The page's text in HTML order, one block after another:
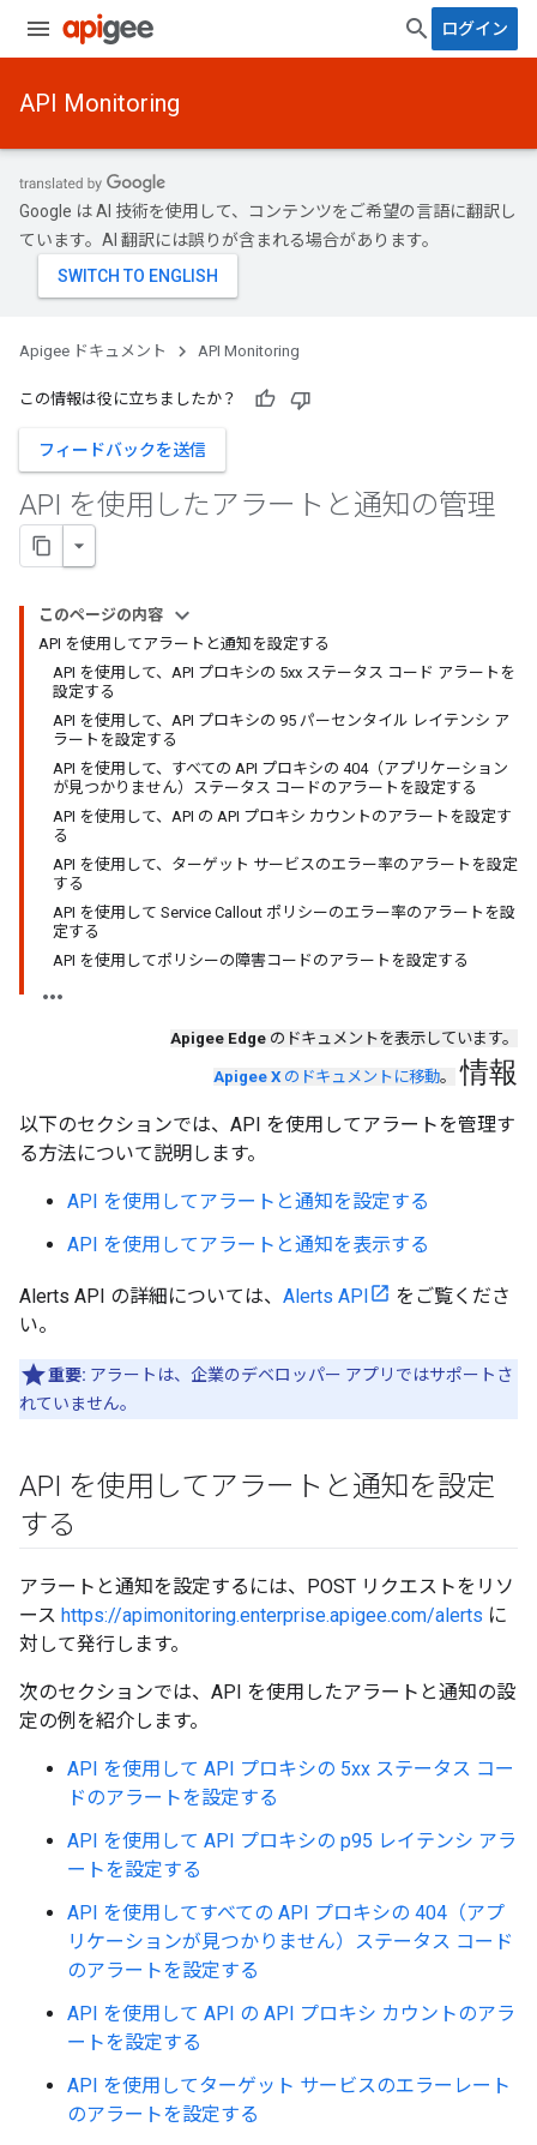
ログイン
API Monitoring
Google は AI 技術を使用して、コンテンツをご希望の言語に翻訳し
ています。AI 翻訳には誤りが含まれる場合があります。
Apigee ドキュメント API Monitoring
この情報は役に立ちましたか？
フィードバックを送信
API を使用したアラートと通知の管理
このページの内容
API を使用してアラートと通知を設定する
API を使用して、API プロキシの 5xx ステータス コード アラートを
設定する
API を使用して、API プロキシの 95 パーセンタイル レイテンシ ア
ラートを設定する
API を使用して、すべての API プロキシの 404（アプリケーション
が見つかりません）ステータス コードのアラートを設定する
API を使用して、API の API プロキシ カウントのアラートを設定す
る
API を使用して、ターゲット サービスのエラー率のアラートを設定
する
API を使用して Service Callout ポリシーのエラー率のアラートを設
定する
API を使用してポリシーの障害コードのアラートを設定する
Apigee Edge のドキュメントを表示しています。
Apigee X のドキュメントに移動。 情報
以下のセクションでは、API を使用してアラートを管理す
る方法について説明します。
API を使用してアラートと通知を設定する
API を使用してアラートと通知を表示する
Alerts API の詳細については、 Alerts API
をご覧くださ
い。
重要: アラートは、企業のデベロッパー アプリではサポートさ
れていません。
API を使用してアラートと通知を設定
する
アラートと通知を設定するには、POST リクエストをリソ
ース https://apimonitoring.enterprise.apigee.com/alerts に
対して発行します。
次のセクションでは、API を使用したアラートと通知の設
定の例を紹介します。
API を使用して API プロキシの 5xx ステータス コー
ドのアラートを設定する
API を使用して API プロキシの p95 レイテンシ アラ
ートを設定する
API を使用してすべての API プロキシの 404（アプ
リケーションが見つかりません）ステータス コード
のアラートを設定する
API を使用して API の API プロキシ カウントのアラ
ートを設定する
API を使用してターゲット サービスのエラーレート
のアラートを設定する